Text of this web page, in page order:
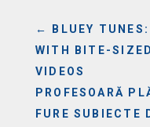
←
BLUEY
WITH BITE-
VIDEOS
PROFESOARĂ
FURE SUBIECTE